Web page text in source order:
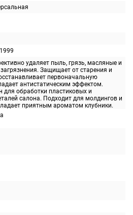
удаляет пыль, грязь, масляные и
Защищает от старения и
первоначальную
антистатическим эффектом.
для обработки пластиковых и
салона. Подходит для молдингов и
приятным ароматом клубники.